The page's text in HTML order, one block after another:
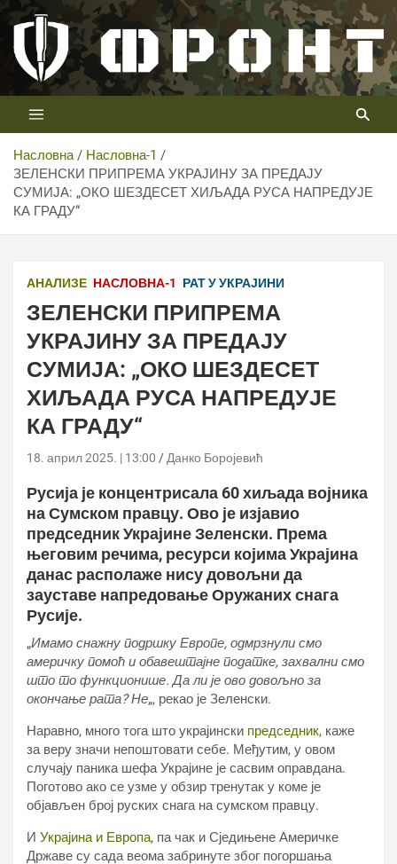
Скип
цонтент
Телевизија ФРОНТ
Први војни канал у Србији
Насловна
Насловна-1
ЗЕЛЕНСКИ ПРИПРЕМА УКРАЈИНУ ЗА ПРЕДАЈУ
СУМИЈА: „ОКО ШЕЗДЕСЕТ ХИЉАДА РУСА НАПРЕДУЈЕ
КА ГРАДУ“
АНАЛИЗЕ НАСЛОВНА-1 РАТ У УКРАЈИНИ
ЗЕЛЕНСКИ ПРИПРЕМА
УКРАЈИНУ ЗА ПРЕДАЈУ
СУМИЈА: „ОКО ШЕЗДЕСЕТ
ХИЉАДА РУСА НАПРЕДУЈЕ
КА ГРАДУ“
18. април 2025. | 13:00 Данко Боројевић
Русија је концентрисала 60 хиљада војника
на Сумском правцу. Ово је изјавио
председник Украјине Зеленски. Према
његовим речима, ресурси којима Украјина
данас располаже нису довољни да
зауставе напредовање Оружаних снага
Русије.
„Имамо снажну подршку Европе, одмрзнули смо
америчку помоћ и обавештајне податке, захвални смо
што то функционише. Да ли је ово довољно за
окончање рата? Не„, рекао је Зеленски.
Наравно, много тога што украјински председник, каже
за веру значи непоштовати себе. Међутим, у овом
случају паника шефа Украјине је сасвим оправдана.
Поготово ако се узме у обзир тренутак у коме је
објављен број руских снага на сумском правцу.
И Украјина и Европа, па чак и Сједињене Америчке
Државе су сада веома забринуте због погоршања